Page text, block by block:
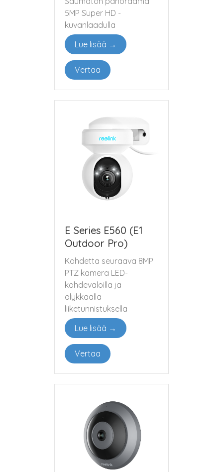
5MP Super HD -
kuvanlaadulla
Lue lisää →
Vertaa
E Series E560 (E1
Outdoor Pro)
Kohdetta seuraava 8MP
PTZ kamera LED-
kohdevaloilla ja
älykkäällä
liiketunnistuksella
Lue lisää →
Vertaa